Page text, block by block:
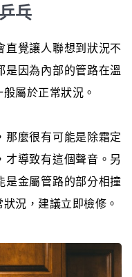
乓
直覺讓人聯想到狀況不
是因為內部的管路在溫
屬於正常狀況。
那麼很有可能是除霜定
才導致有這個聲音。另
是金屬管路的部分相撞
況，建議立即檢修。